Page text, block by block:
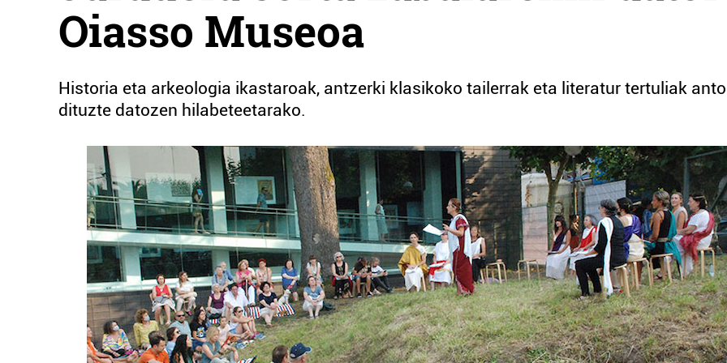
Oiasso Museoa
Historia eta arkeologia ikastaroak, antzerki klasikoko tailerrak eta literatur tertuliak
dituzte datozen hilabeteetarako.